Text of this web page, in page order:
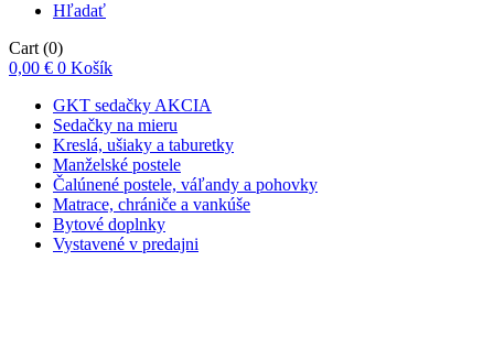
Hľadať
Cart (0)
0,00 € 0 Košík
GKT sedačky AKCIA
Sedačky na mieru
Kreslá, ušiaky a taburetky
Manželské postele
Čalúnené postele, váľandy a pohovky
Matrace, chrániče a vankúše
Bytové doplnky
Vystavené v predajni